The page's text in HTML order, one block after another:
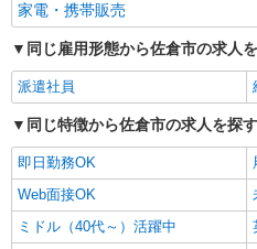
時給1750円
千葉県佐倉市
家電・携帯販売
同じ雇用形態から佐倉市の求人
派遣社員
同じ特徴から佐倉市の求人を探す
即日勤務OK
Web面接OK
ミドル（40代～）活躍中